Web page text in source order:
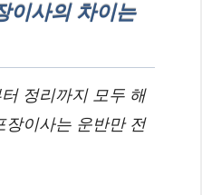
이사의 차이는
정리까지 모두 해
장이사는 운반만 전